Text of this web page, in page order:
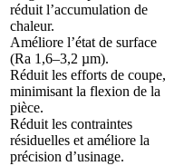
réduit l’accumulation de
chaleur.
Améliore l’état de surface
(Ra 1,6–3,2 µm).
Réduit les efforts de coupe,
minimisant la flexion de la
pièce.
Réduit les contraintes
résiduelles et améliore la
précision d’usinage.